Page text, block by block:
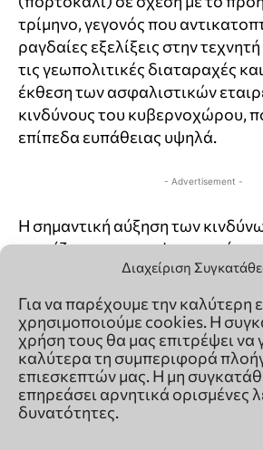
Διαχείριση
Για να παρέχουμε την καλύτερη
χρησιμοποιούμε cookies. Η
χρήση τους θα μας επιτρέψει να
καλύτερα τη συμπεριφορά
επιεσκεπτών μας. Η μη
επηρεάσει αρνητικά ορισμένες
δυνατότητες.